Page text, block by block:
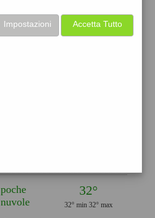
sereno
25°
25° min31° max
poche
nuvole
32°
32° min32° max
Accetta Tutto
Impostazioni